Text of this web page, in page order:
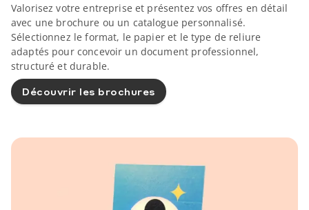
Valorisez votre entreprise et présentez vos offres en détail
avec une brochure ou un catalogue personnalisé.
Sélectionnez le format, le papier et le type de reliure
adaptés pour concevoir un document professionnel,
structuré et durable.
Découvrir les brochures